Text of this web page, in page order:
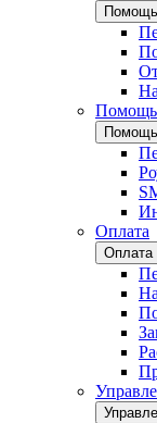
Помощь
Оплата
Оплата